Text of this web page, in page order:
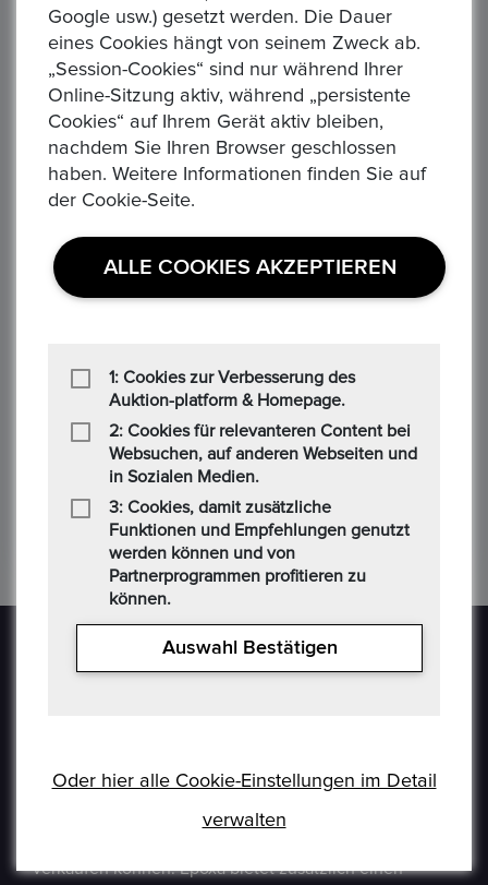
Ähnliche Produkte
150,00 €
Alle Verhandlungen
Münzen, Medaillen, Edelmetalle und andere
Sammlerstücke auf einer E-Auction-Plattform in den
verkaufen können. Epoxa bietet zusätzlich einen
Google usw.) gesetzt werden. Die Dauer
eines Cookies hängt von seinem Zweck ab.
„Session-Cookies“ sind nur während Ihrer
Online-Sitzung aktiv, während „persistente
Cookies“ auf Ihrem Gerät aktiv bleiben,
nachdem Sie Ihren Browser geschlossen
haben. Weitere Informationen finden Sie auf
der Cookie-Seite.
ALLE COOKIES AKZEPTIEREN
1: Cookies zur Verbesserung des
Auktion-platform & Homepage.
2: Cookies für relevanteren Content bei
Websuchen, auf anderen Webseiten und
in Sozialen Medien.
3: Cookies, damit zusätzliche
Funktionen und Empfehlungen genutzt
werden können und von
Partnerprogrammen profitieren zu
können.
Auswahl Bestätigen
Oder hier alle Cookie-Einstellungen im Detail
verwalten